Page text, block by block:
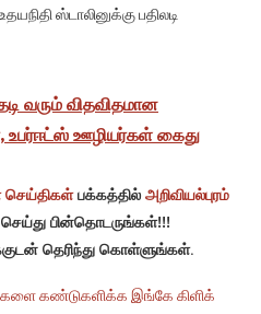
ஸ்டாலினுக்கு பதிலடி
வரும் விதவிதமான
உபர்ஈட்ஸ் ஊழியர்கள் கைது
செய்திகள்பக்கத்தில் அறிவியல்புரம்
செய்து பின்தொடருங்கள்!!!
தெரிந்து கொள்ளுங்கள்.
கண்டுகளிக்க இங்கே கிளிக்